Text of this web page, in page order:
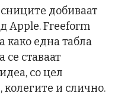
добиваат
Apple. Freeform
како една табла
се ставаат
со цел
колегите и слично.